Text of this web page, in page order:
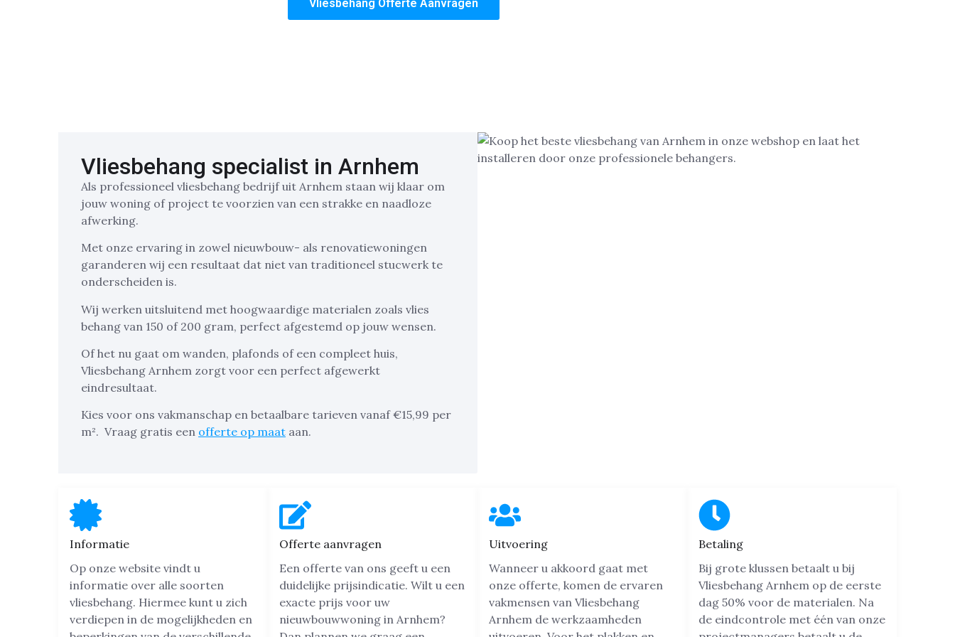
Vliesbehang Offerte Aanvragen
Vliesbehang specialist in Arnhem
Als professioneel vliesbehang bedrijf uit Arnhem staan wij klaar om
jouw woning of project te voorzien van een strakke en naadloze
afwerking.
Met onze ervaring in zowel nieuwbouw- als renovatiewoningen
garanderen wij een resultaat dat niet van traditioneel stucwerk te
onderscheiden is.
Wij werken uitsluitend met hoogwaardige materialen zoals vlies
behang van 150 of 200 gram, perfect afgestemd op jouw wensen.
Of het nu gaat om wanden, plafonds of een compleet huis,
Vliesbehang Arnhem zorgt voor een perfect afgewerkt
eindresultaat.
Kies voor ons vakmanschap en betaalbare tarieven vanaf €15,99 per
m². Vraag gratis een offerte op maat aan.
Informatie
Op onze website vindt u
informatie over alle soorten
vliesbehang. Hiermee kunt u zich
verdiepen in de mogelijkheden en
Offerte aanvragen
Een offerte van ons geeft u een
duidelijke prijsindicatie. Wilt u een
exacte prijs voor uw
nieuwbouwwoning in Arnhem?
Uitvoering
Wanneer u akkoord gaat met
onze offerte, komen de ervaren
vakmensen van Vliesbehang
Arnhem de werkzaamheden
Betaling
Bij grote klussen betaalt u bij
Vliesbehang Arnhem op de eerste
dag 50% voor de materialen. Na
de eindcontrole met één van onze